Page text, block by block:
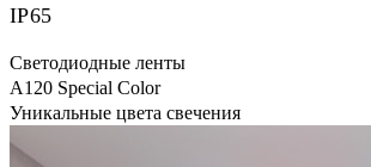
IP65
Светодиодные ленты
А120 Special Color
Уникальные цвета свечения